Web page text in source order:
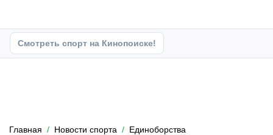
Смотреть спорт на Кинопоиске!
Главная Новости спорта Единоборства